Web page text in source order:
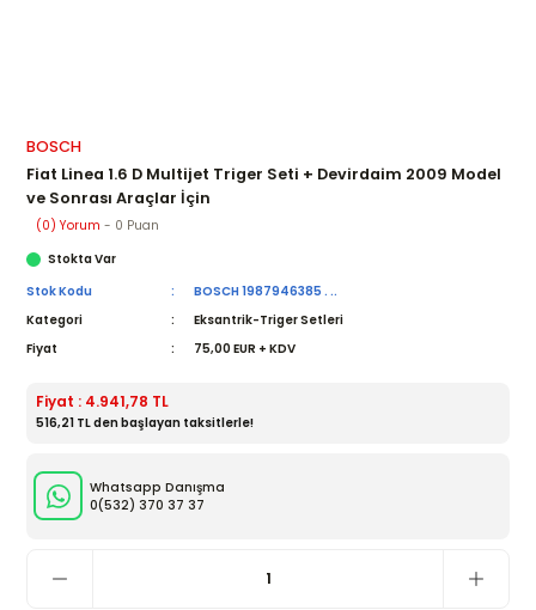
BOSCH
Fiat Linea 1.6 D Multijet Triger Seti + Devirdaim 2009 Model
ve Sonrası Araçlar İçin
(0) Yorum - 0 Puan
Stokta Var
Stok Kodu
BOSCH 1987946385 . ..
Kategori
Eksantrik-Triger Setleri
Fiyat
75,00 EUR + KDV
Fiyat : 4.941,78 TL
516,21 TL den başlayan taksitlerle!
Whatsapp Danışma
0(532) 370 37 37